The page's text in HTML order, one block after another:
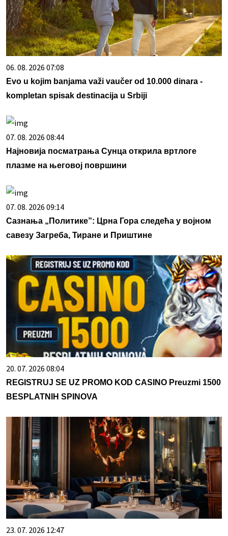
06. 08. 2026 07:08
Evo u kojim banjama važi vaučer od 10.000 dinara -
kompletan spisak destinacija u Srbiji
07. 08. 2026 08:44
Најновија посматрања Сунца открила вртлоге
плазме на његовој површини
07. 08. 2026 09:14
Сазнања „Политике”: Црна Гора следећа у војном
савезу Загреба, Тиране и Приштине
20. 07. 2026 08:04
REGISTRUJ SE UZ PROMO KOD CASINO Preuzmi 1500
BESPLATNIH SPINOVA
23. 07. 2026 12:47